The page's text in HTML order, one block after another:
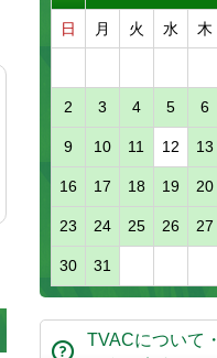
日 月 火 水 木
2 3 4 5 6
9 10 11 12 13
16 17 18 19 20
23 24 25 26 27
30 31
TVACについて・